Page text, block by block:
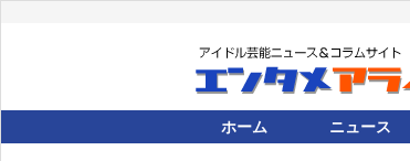
ホーム ニュース